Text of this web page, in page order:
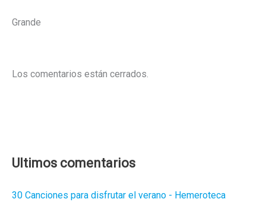
Grande
Los comentarios están cerrados.
Ultimos comentarios
30 Canciones para disfrutar el verano - Hemeroteca